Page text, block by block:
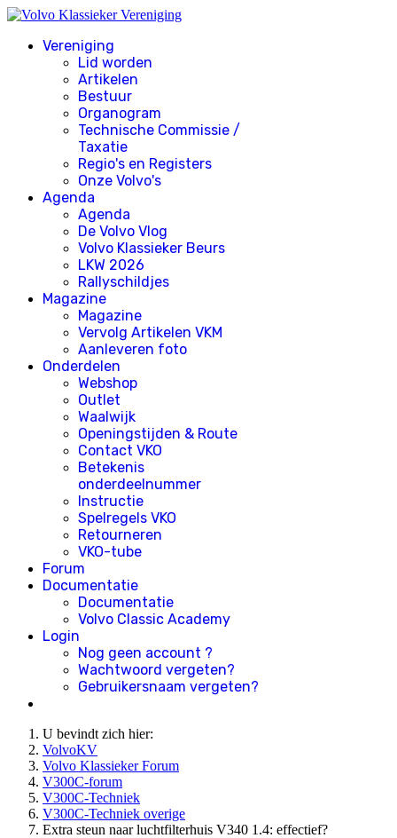
Vereniging
Lid worden
Artikelen
Bestuur
Organogram
Technische Commissie /
Taxatie
Regio's en Registers
Onze Volvo's
Agenda
Agenda
De Volvo Vlog
Volvo Klassieker Beurs
LKW 2026
Rallyschildjes
Magazine
Magazine
Vervolg Artikelen VKM
Aanleveren foto
Onderdelen
Webshop
Outlet
Waalwijk
Openingstijden & Route
Contact VKO
Betekenis
onderdeelnummer
Instructie
Spelregels VKO
Retourneren
VKO-tube
Forum
Documentatie
Documentatie
Volvo Classic Academy
Login
Nog geen account ?
Wachtwoord vergeten?
Gebruikersnaam vergeten?
U bevindt zich hier:
VolvoKV
Volvo Klassieker Forum
V300C-forum
V300C-Techniek
V300C-Techniek overige
Extra steun naar luchtfilterhuis V340 1.4: effectief?